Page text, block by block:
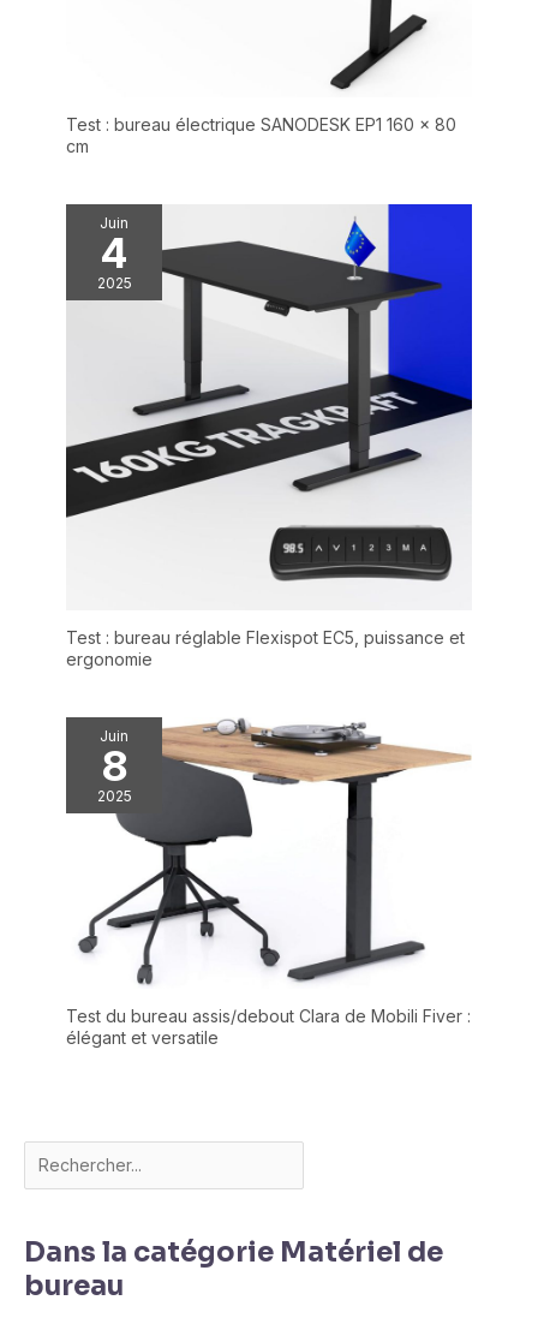
Test : bureau électrique SANODESK EP1 160 x 80
cm
Juin
4
2025
Test : bureau réglable Flexispot EC5, puissance et
ergonomie
Juin
8
2025
Test du bureau assis/debout Clara de Mobili Fiver :
élégant et versatile
Dans la catégorie Matériel de
bureau